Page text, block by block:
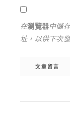
在瀏覽器中儲
址，以供下次